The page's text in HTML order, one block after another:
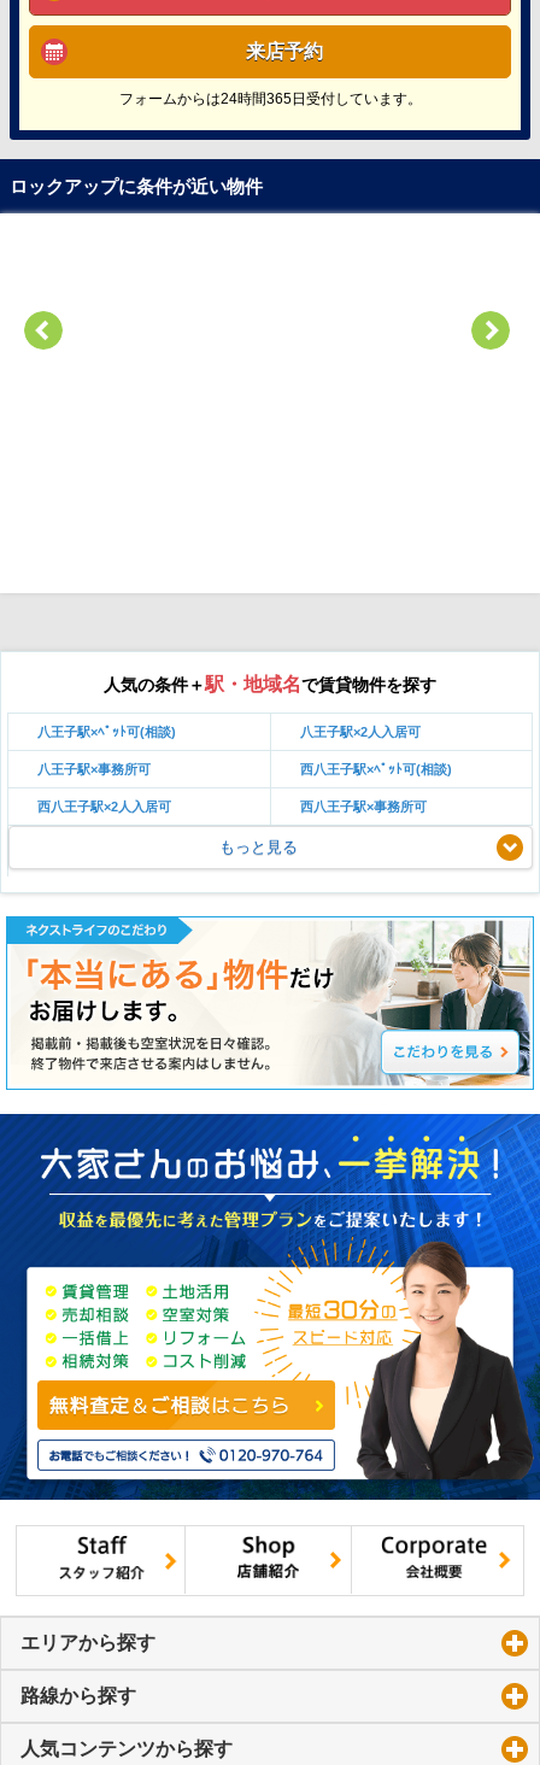
来店予約
フォームからは24時間365日受付しています。
ロックアップに条件が近い物件
人気の条件＋駅・地域名で賃貸物件を探す
八王子駅×ﾍﾟｯﾄ可(相談) 八王子駅×2人入居可
八王子駅×事務所可 西八王子駅×ﾍﾟｯﾄ可(相談)
西八王子駅×2人入居可 西八王子駅×事務所可
もっと見る
エリアから探す
路線から探す
人気コンテンツから探す